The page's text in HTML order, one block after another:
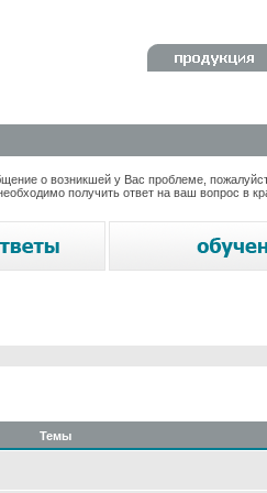
о возникшей у Вас проблеме,
получить ответ на ваш вопрос в
Темы